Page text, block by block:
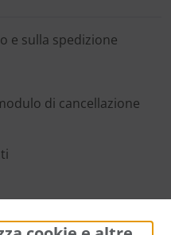
e sulla spedizione
di cancellazione